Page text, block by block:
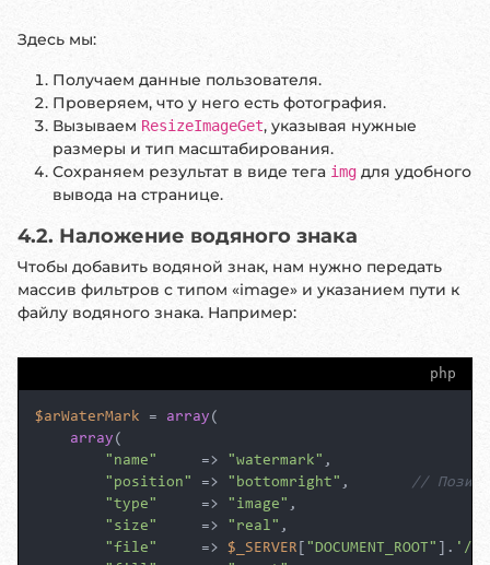
Здесь мы:
Получаем данные пользователя.
Проверяем, что у него есть фотография.
Вызываем ResizeImageGet, указывая нужные
размеры и тип масштабирования.
Сохраняем результат в виде тега img для удобного
вывода на странице.
4.2. Наложение водяного знака
Чтобы добавить водяной знак, нам нужно передать
массив фильтров с типом «image» и указанием пути к
файлу водяного знака. Например:
php
$arWaterMark = array (
array (
"name"
     =>
"watermark" ,
"position"
=> "bottomright" , //
"type"
     =>
"image" ,
"size"
     =>
"real" ,
"file"
     =>
$_SERVER "DOCUMENT_ROOT" ]. '/